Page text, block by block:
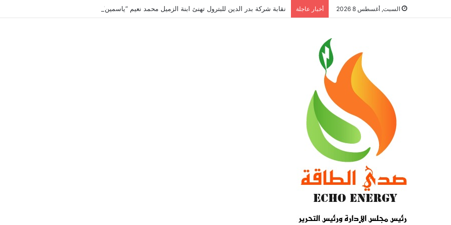
السبت, أغسطس 8 2026 أخبار عاجلة نقابة شركة بدر الدين للبترول تهنئ ابنة الزميل محمد نعيم “ياسمين” بتخرجها وتفوقها